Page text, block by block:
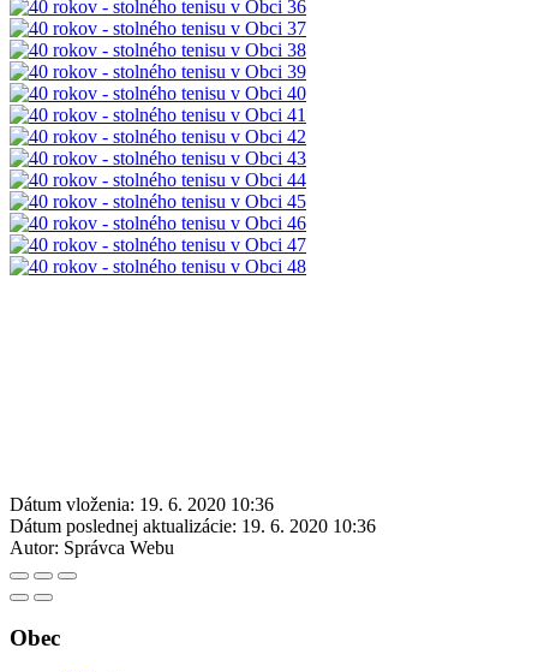
Dátum vloženia: 19. 6. 2020 10:36
Dátum poslednej aktualizácie: 19. 6. 2020 10:36
Autor: Správca Webu
Obec